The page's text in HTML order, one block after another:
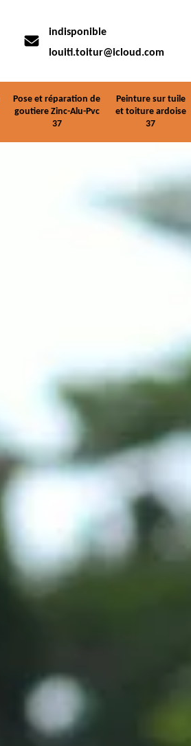
indisponible
louiti.toitur@icloud.com
Pose et réparation de
goutiere Zinc-Alu-Pvc
37
Peinture sur tuile
et toiture ardoise
37